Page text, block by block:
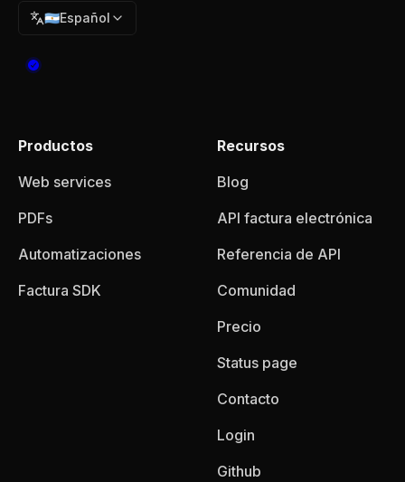
🇦🇷Español
Productos
Web services
PDFs
Automatizaciones
Factura SDK
Recursos
Blog
API factura electrónica
Referencia de API
Comunidad
Precio
Status page
Contacto
Login
Github